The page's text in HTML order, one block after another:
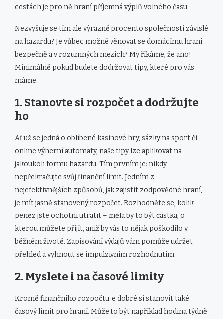
cestách je pro ně hraní příjemná výplň volného času.
Nezvyšuje se tím ale výrazně procento společnosti závislé
na hazardu? Je vůbec možné věnovat se domácímu hraní
bezpečně a v rozumných mezích? My říkáme, že ano!
Minimálně pokud budete dodržovat tipy, které pro vás
máme.
1. Stanovte si rozpočet a dodržujte
ho
Ať už se jedná o oblíbené kasinové hry, sázky na sport či
online výherní automaty, naše tipy lze aplikovat na
jakoukoli formu hazardu. Tím prvním je: nikdy
nepřekračujte svůj finanční limit. Jedním z
nejefektivnějších způsobů, jak zajistit zodpovědné hraní,
je mít jasně stanovený rozpočet. Rozhodněte se, kolik
peněz jste ochotni utratit – měla by to být částka, o
kterou můžete přijít, aniž by vás to nějak poškodilo v
běžném životě. Zapisování výdajů vám pomůže udržet
přehled a vyhnout se impulzivním rozhodnutím.
2. Myslete i na časové limity
Kromě finančního rozpočtu je dobré si stanovit také
časový limit pro hraní. Může to být například hodina týdně